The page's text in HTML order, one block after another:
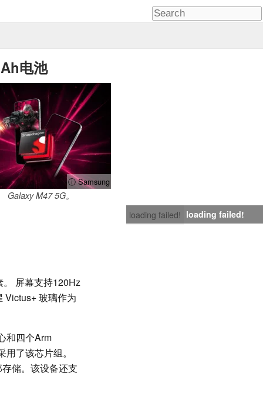
电池
ⓘ Samsung
Galaxy M47 5G。
loading failed! loading failed!
屏幕支持120Hz
Victus+ 玻璃作为
和四个Arm
用了该芯片组。
储。该设备还支